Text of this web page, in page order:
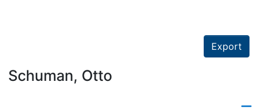
Export
Schuman, Otto